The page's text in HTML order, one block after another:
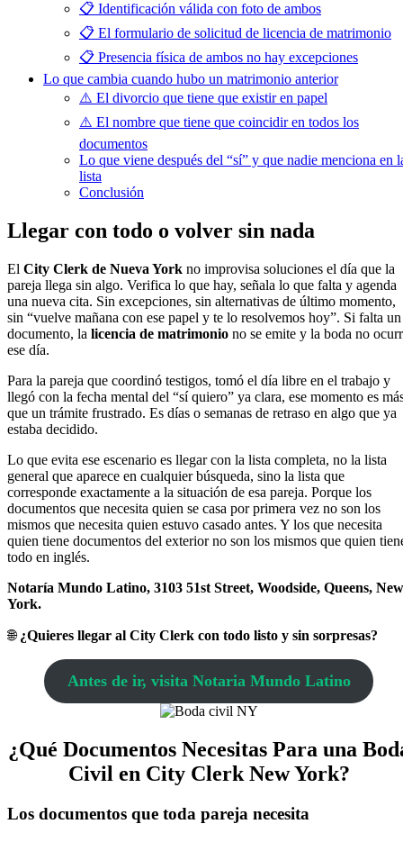
📋 Identificación válida con foto de ambos
📋 El formulario de solicitud de licencia de matrimonio
📋 Presencia física de ambos no hay excepciones
Lo que cambia cuando hubo un matrimonio anterior
⚠️ El divorcio que tiene que existir en papel
⚠️ El nombre que tiene que coincidir en todos los
documentos
Lo que viene después del “sí” y que nadie menciona en
lista
Conclusión
Llegar con todo o volver sin nada
El City Clerk de Nueva York no improvisa soluciones el día que la
pareja llega sin algo. Verifica lo que hay, señala lo que falta y agenda
una nueva cita. Sin excepciones, sin alternativas de último momento,
sin “vuelve mañana con ese papel y te lo resolvemos hoy”. Si falta un
documento, la licencia de matrimonio no se emite y la boda no
ese día.
Para la pareja que coordinó testigos, tomó el día libre en el trabajo y
llegó con la fecha mental del “sí quiero” ya clara, ese momento es
que un trámite frustrado. Es días o semanas de retraso en algo que ya
estaba decidido.
Lo que evita ese escenario es llegar con la lista completa, no la lista
general que aparece en cualquier búsqueda, sino la lista que
corresponde exactamente a la situación de esa pareja. Porque los
documentos que necesita quien se casa por primera vez no son los
mismos que necesita quien estuvo casado antes. Y los que necesita
quien tiene documentos del exterior no son los mismos que quien
todo en inglés.
Notaría Mundo Latino, 3103 51st Street, Woodside, Queens, New
York.
🌐¿Quieres llegar al City Clerk con todo listo y sin sorpresas?
Antes de ir, visita Notaria Mundo Latino
¿Qué Documentos Necesitas Para una
Civil en City Clerk New York?
Los documentos que toda pareja necesita